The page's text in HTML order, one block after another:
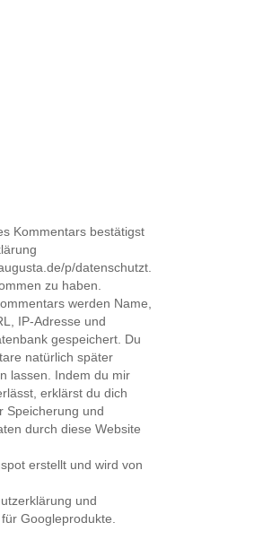
Kommentars bestätigst
p/datenschutzt.
zu haben.
werden Name,
IP-Adresse und
gespeichert. Du
natürlich später
lassen. Indem du mir
erklärst du dich
Speicherung und
durch diese Website
erstellt und wird von
und
Googleprodukte.